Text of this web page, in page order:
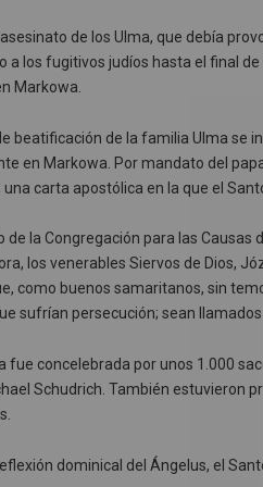
de los Ulma, que debía
a los fugitivos judíos hasta el final
Markowa.
beatificación de la familia Ulma se
en Markowa. Por mandato del
carta apostólica en la que el
de la Congregación para las
los venerables Siervos de Dios,
como buenos samaritanos, sin
sufrían persecución; sean
fue concelebrada por unos 1.000
Schudrich. También estuvieron
dominical del Ángelus, el